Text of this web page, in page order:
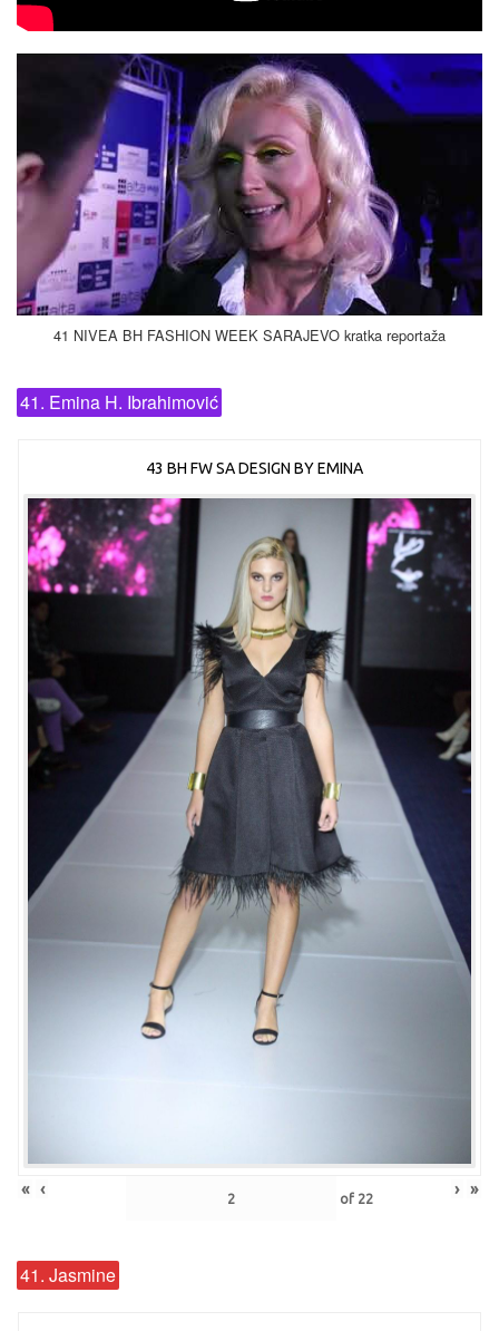
41 NIVEA BH FASHION WEEK SARAJEVO kratka reportaža
41. Emina H. Ibrahimović
43 BH FW SA DESIGN BY EMINA
« ‹ of 22 › »
41. Jasmine